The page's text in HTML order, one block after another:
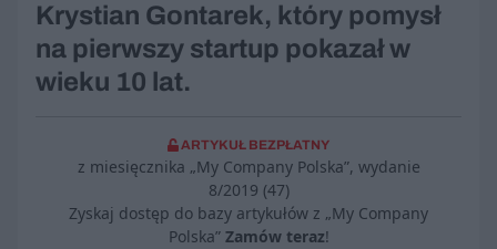
Krystian Gontarek, który pomysł
na pierwszy startup pokazał w
wieku 10 lat.
ARTYKUŁ BEZPŁATNY
z miesięcznika „My Company Polska”, wydanie
8/2019 (47)
Zyskaj dostęp do bazy artykułów z „My Company
Polska” Zamów teraz!